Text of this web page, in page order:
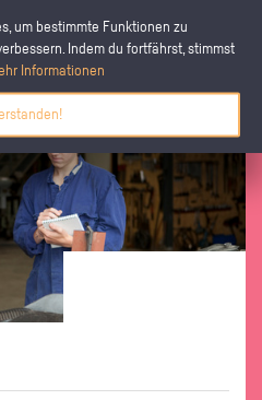
um bestimmte Funktionen zu
Indem du fortfährst, stimmst
Informationen